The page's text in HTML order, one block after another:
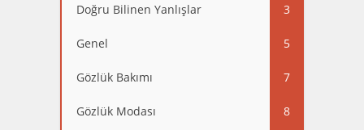
Doğru Bilinen Yanlışlar 3
Genel 5
Gözlük Bakımı 7
Gözlük Modası 8